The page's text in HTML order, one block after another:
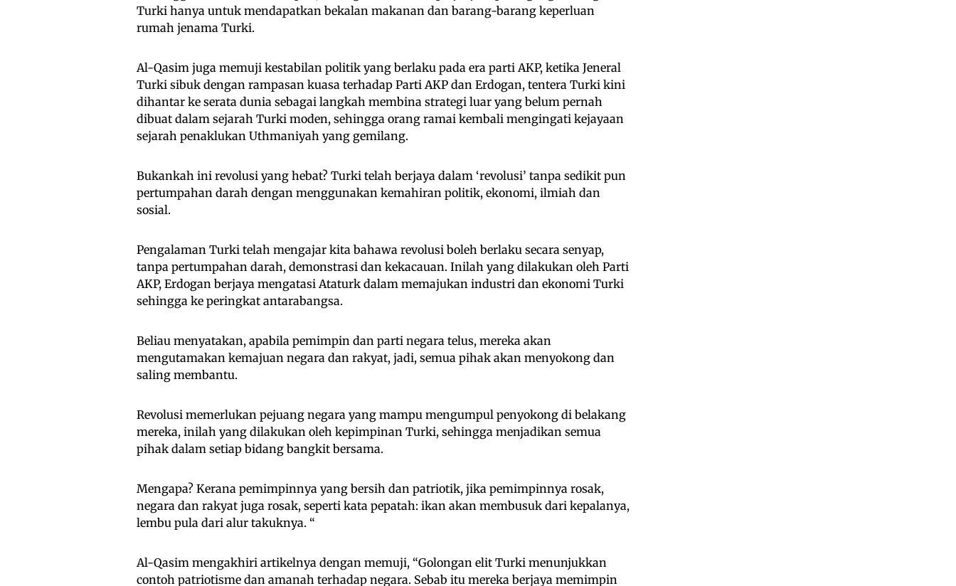
Turki hanya untuk mendapatkan bekalan makanan dan barang-barang keperluan
rumah jenama Turki.
Al-Qasim juga memuji kestabilan politik yang berlaku pada era parti AKP, ketika Jeneral
Turki sibuk dengan rampasan kuasa terhadap Parti AKP dan Erdogan, tentera Turki kini
dihantar ke serata dunia sebagai langkah membina strategi luar yang belum pernah
dibuat dalam sejarah Turki moden, sehingga orang ramai kembali mengingati kejayaan
sejarah penaklukan Uthmaniyah yang gemilang.
Bukankah ini revolusi yang hebat? Turki telah berjaya dalam ‘revolusi’ tanpa sedikit pun
pertumpahan darah dengan menggunakan kemahiran politik, ekonomi, ilmiah dan
sosial.
Pengalaman Turki telah mengajar kita bahawa revolusi boleh berlaku secara senyap,
tanpa pertumpahan darah, demonstrasi dan kekacauan. Inilah yang dilakukan oleh Parti
AKP, Erdogan berjaya mengatasi Ataturk dalam memajukan industri dan ekonomi Turki
sehingga ke peringkat antarabangsa.
Beliau menyatakan, apabila pemimpin dan parti negara telus, mereka akan
mengutamakan kemajuan negara dan rakyat, jadi, semua pihak akan menyokong dan
saling membantu.
Revolusi memerlukan pejuang negara yang mampu mengumpul penyokong di belakang
mereka, inilah yang dilakukan oleh kepimpinan Turki, sehingga menjadikan semua
pihak dalam setiap bidang bangkit bersama.
Mengapa? Kerana pemimpinnya yang bersih dan patriotik, jika pemimpinnya rosak,
negara dan rakyat juga rosak, seperti kata pepatah: ikan akan membusuk dari kepalanya,
lembu pula dari alur takuknya. “
Al-Qasim mengakhiri artikelnya dengan memuji, “Golongan elit Turki menunjukkan
contoh patriotisme dan amanah terhadap negara. Sebab itu mereka berjaya memimpin